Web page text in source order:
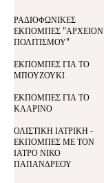
ΡΑΔΙΟΦΩΝΙΚΕΣ
ΕΚΠΟΜΠΕΣ "ΑΡΧΕΙΟΝ
ΠΟΛΙΤΙΣΜΟΥ"
ΕΚΠΟΜΠΕΣ ΓΙΑ ΤΟ
ΜΠΟΥΖΟΥΚΙ
ΕΚΠΟΜΠΕΣ ΓΙΑ ΤΟ
ΚΛΑΡΙΝΟ
ΟΛΙΣΤΙΚΗ ΙΑΤΡΙΚΗ -
ΕΚΠΟΜΠΕΣ ΜΕ ΤΟΝ
ΙΑΤΡΟ ΝΙΚΟ
ΠΑΠΑΝΔΡΕΟΥ